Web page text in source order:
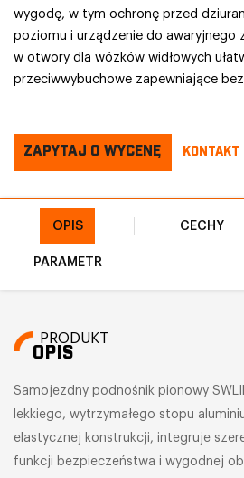
wygodę, w tym ochronę przed
poziomu i urządzenie do awaryjnego
w otwory dla wózków widłowych
przeciwwybuchowe zapewniające
hydrauliczne, światła stroboskopowe
ostrzeżenia na miejscu oraz
zwiększającą przestrzeń roboczą.
ZAPYTAJ O WYCENĘ KONTAKT
OPIS CECHY
PARAMETR
PRODUKT
OPIS
Samojezdny podnośnik pionowy
lekkiego, wytrzymałego stopu
elastycznej konstrukcji, integruje
funkcji bezpieczeństwa i wygodnej